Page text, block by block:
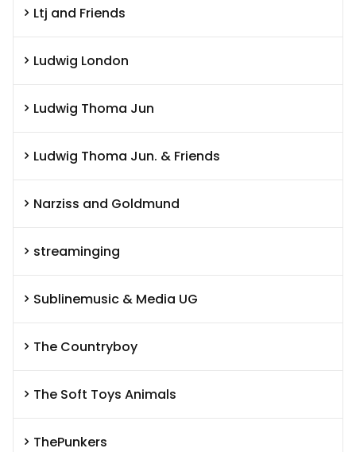
Ltj and Friends
Ludwig London
Ludwig Thoma Jun
Ludwig Thoma Jun. & Friends
Narziss and Goldmund
streaminging
Sublinemusic & Media UG
The Countryboy
The Soft Toys Animals
ThePunkers